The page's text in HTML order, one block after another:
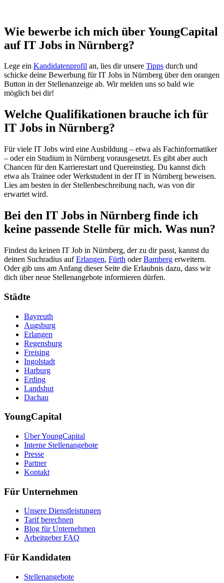
Wie bewerbe ich mich über YoungCapital
auf IT Jobs in Nürnberg?
Lege ein Kandidatenprofil an, lies dir unsere Tipps durch und
schicke deine Bewerbung für IT Jobs in Nürnberg über den orangen
Button in der Stellenanzeige ab. Wir melden uns so bald wie
möglich bei dir!
Welche Qualifikationen brauche ich für
IT Jobs in Nürnberg?
Für viele IT Jobs wird eine Ausbildung – etwa als Fachinformatiker
– oder ein Studium in Nürnberg vorausgesetzt. Es gibt aber auch
Chancen für den Karrierestart und Quereinstieg. Du kannst dich
etwa als Trainee oder Werkstudent in der IT in Nürnberg beweisen.
Lies am besten in der Stellenbeschreibung nach, was von dir
erwartet wird.
Bei den IT Jobs in Nürnberg finde ich
keine passende Stelle für mich. Was nun?
Findest du keinen IT Job in Nürnberg, der zu dir passt, kannst du
deinen Suchradius aufErlangen, Fürth oderBamberg erweitern.
Oder gib uns am Anfang dieser Seite die Erlaubnis dazu, dass wir
dich über neue Stellenangebote informieren dürfen.
Städte
Bayreuth
Augsburg
Erlangen
Regensburg
Freising
Ingolstadt
Harburg
Erding
Landshut
Dachau
YoungCapital
Über YoungCapital
Interne Stellenangebote
Presse
Partner
Kontakt
Für Unternehmen
Unsere Dienstleistungen
Tarif berechnen
Blog für Unternehmen
Arbeitgeber FAQ
Für Kandidaten
Stellenangebote